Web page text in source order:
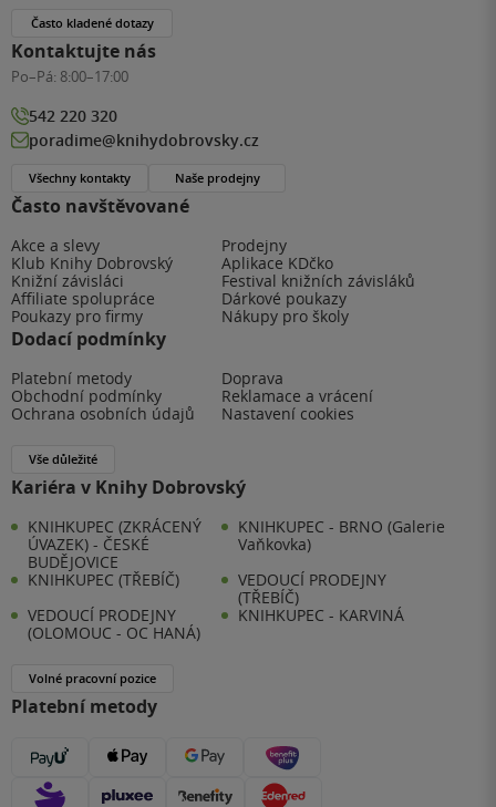
Často navštěvované
Akce a slevy
Prodejny
Klub Knihy Dobrovský
Aplikace KDčko
Knižní závisláci
Festival knižních závisláků
Affiliate spolupráce
Dárkové poukazy
Poukazy pro firmy
Nákupy pro školy
Dodací podmínky
Platební metody
Doprava
Obchodní podmínky
Reklamace a vrácení
Ochrana osobních údajů
Nastavení cookies
Vše důležité
Kariéra v Knihy Dobrovský
KNIHKUPEC (ZKRÁCENÝ
ÚVAZEK) - ČESKÉ
BUDĚJOVICE
KNIHKUPEC - BRNO (Galerie
Vaňkovka)
KNIHKUPEC (TŘEBÍČ)
VEDOUCÍ PRODEJNY
(TŘEBÍČ)
VEDOUCÍ PRODEJNY
(OLOMOUC - OC HANÁ)
KNIHKUPEC - KARVINÁ
Volné pracovní pozice
Platební metody
Často kladené dotazy
Kontaktujte nás
Po–Pá: 8:00–17:00
542 220 320
poradime@knihydobrovsky.cz
Všechny kontakty Naše prodejny